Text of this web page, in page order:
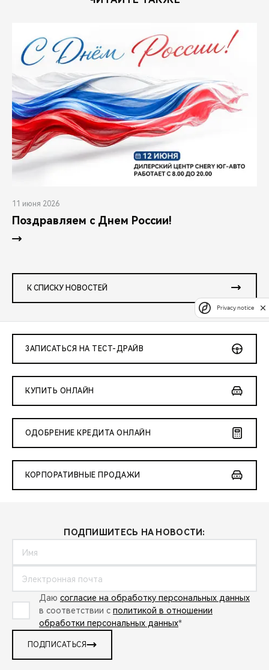
11 июня 2026
Поздравляем с Днем России!
К СПИСКУ НОВОСТЕЙ
ЗАПИСАТЬСЯ НА ТЕСТ-ДРАЙВ
КУПИТЬ ОНЛАЙН
ОДОБРЕНИЕ КРЕДИТА ОНЛАЙН
КОРПОРАТИВНЫЕ ПРОДАЖИ
ПОДПИШИТЕСЬ НА НОВОСТИ:
Даю согласие на обработку персональных данных
в соответствии с политикой в отношении
обработки персональных данных*
ПОДПИСАТЬСЯ
Privacy notice